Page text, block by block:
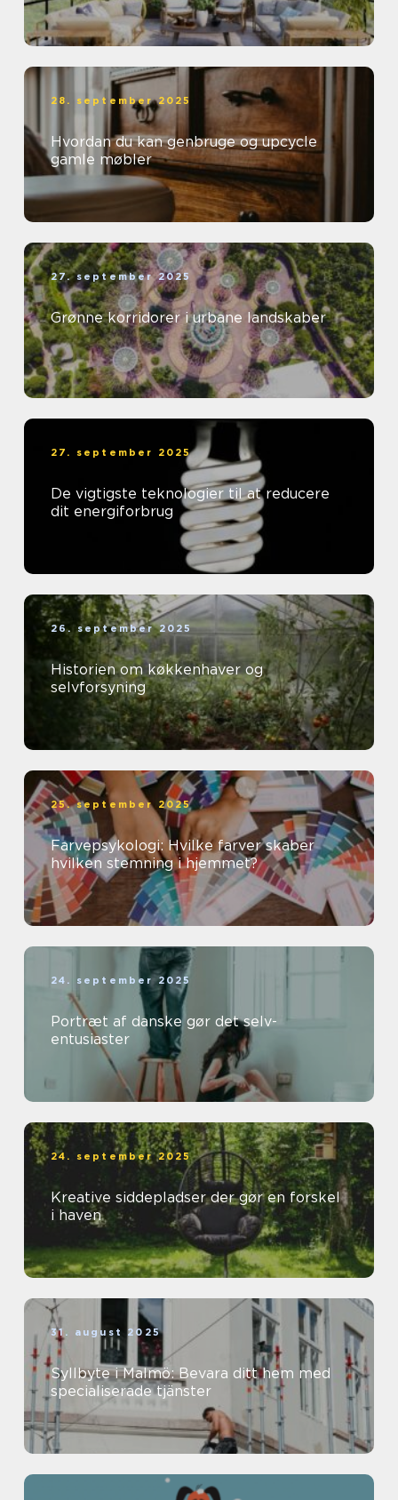
28. september 2025
Hvordan du kan genbruge og upcycle
gamle møbler
27. september 2025
Grønne korridorer i urbane landskaber
27. september 2025
De vigtigste teknologier til at reducere
dit energiforbrug
26. september 2025
Historien om køkkenhaver og
selvforsyning
25. september 2025
Farvepsykologi: Hvilke farver skaber
hvilken stemning i hjemmet?
24. september 2025
Portræt af danske gør det selv-
entusiaster
24. september 2025
Kreative siddepladser der gør en forskel
i haven
31. august 2025
Syllbyte i Malmö: Bevara ditt hem med
specialiserade tjänster